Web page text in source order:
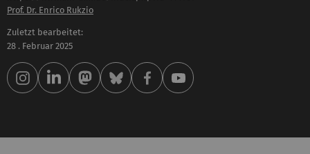
Prof. Dr. Enrico Rukzio
Zuletzt bearbeitet:
28 . Februar 2025